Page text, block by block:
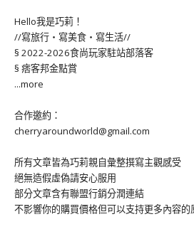
Hello我是巧莉！
//寫旅行・寫美食・寫生活//
§ 2022-2026食尚玩家駐站部落客
§ 痞客邦金點賞
...more
合作邀約：
cherryaroundworld@gmail.com
所有文章皆為巧莉親自彙整撰寫主觀感受
絕無造假虛偽請安心服用
部分文章含有聯盟行銷分潤連結
不影響你的購買價格但可以支持更多內容的